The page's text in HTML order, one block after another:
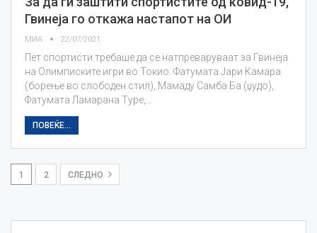
Гвинеја го откажа настапот на ОИ
МИА 22/07/2021
Пет спортисти требаше да се натпреваруваат за Гвинеја
на Олимписките игри во Токио: Фатумата Јари Камара
(борење во слободен стил), Мамаду Самба Ба (џудо),
Фатумата Ламарана Туре,…
ПОВЕЌЕ...
1 2 СЛЕДНО